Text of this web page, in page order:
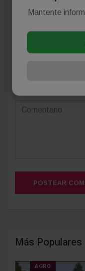
POSTEAR
Más Populares
AGRO
Mantente